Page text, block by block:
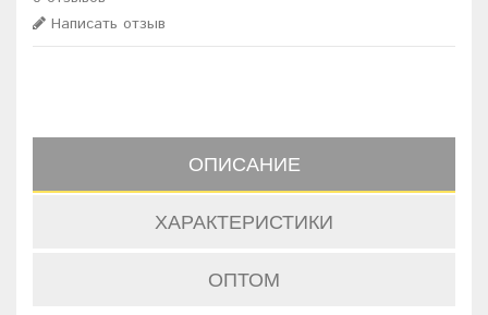
Написать отзыв
ОПИСАНИЕ
ХАРАКТЕРИСТИКИ
ОПТОМ